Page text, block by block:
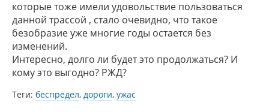
которые тоже имели удовольствие пользоваться
данной трассой , стало очевидно, что такое
безобразие уже многие годы остается без
изменений.
Интересно, долго ли будет это продолжаться? И
кому это выгодно? РЖД?
Теги: беспредел, дороги, ужас